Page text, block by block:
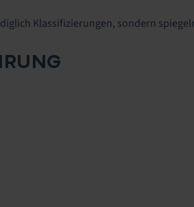
Klassifizierungen, sondern